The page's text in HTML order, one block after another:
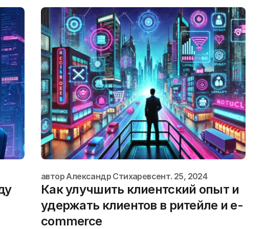
автор Александр Стихаревсент. 25, 2024
Как улучшить клиентский опыт и
удержать клиентов в ритейле и e-
commerce